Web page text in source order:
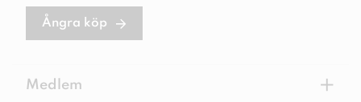
Ångra köp
Medlem +